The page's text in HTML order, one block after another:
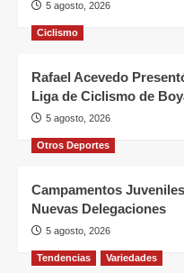
5 agosto, 2026
Ciclismo
Rafael Acevedo
Liga de Ciclismo de
5 agosto, 2026
Otros Deportes
Campamentos
Nuevas Delegaciones
5 agosto, 2026
Tendencias Variedades